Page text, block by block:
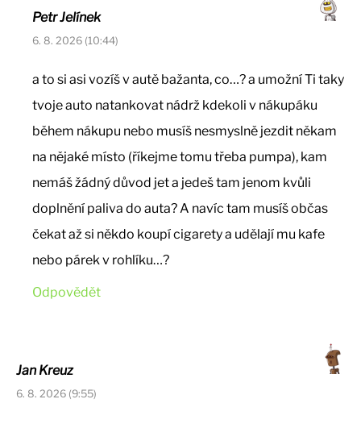
Petr Jelínek
6. 8. 2026 (10:44)
a to si asi vozíš v autě bažanta, co…? a umožní Ti taky
tvoje auto natankovat nádrž kdekoli v nákupáku
během nákupu nebo musíš nesmyslně jezdit někam
na nějaké místo (říkejme tomu třeba pumpa), kam
nemáš žádný důvod jet a jedeš tam jenom kvůli
doplnění paliva do auta? A navíc tam musíš občas
čekat až si někdo koupí cigarety a udělají mu kafe
nebo párek v rohlíku…?
Odpovědět
Jan Kreuz
6. 8. 2026 (9:55)